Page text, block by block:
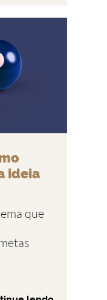
ideia
que